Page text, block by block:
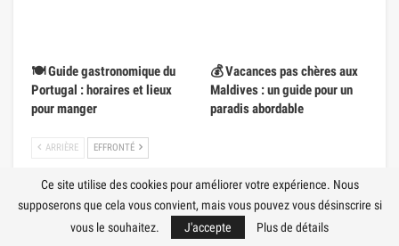
🍽️ Guide gastronomique du
Portugal : horaires et lieux
pour manger
💰 Vacances pas chères aux
Maldives : un guide pour un
paradis abordable
ARRIÈRE EFFRONTÉ
Beliebte Kategorien
Ce site utilise des cookies pour améliorer votre expérience. Nous
supposerons que cela vous convient, mais vous pouvez vous désinscrire si
vous le souhaitez.
J'accepte Plus de détails